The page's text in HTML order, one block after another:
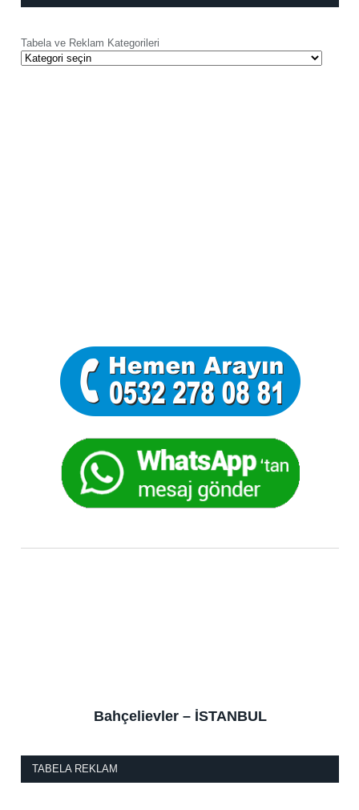
Tabela ve Reklam Kategorileri
Bahçelievler – İSTANBUL
TABELA REKLAM